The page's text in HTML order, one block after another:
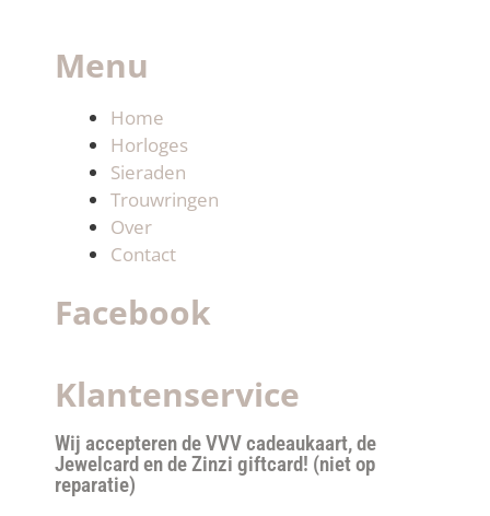
Menu
Home
Horloges
Sieraden
Trouwringen
Over
Contact
Facebook
Klantenservice
Wij accepteren de VVV cadeaukaart, de
Jewelcard en de Zinzi giftcard! (niet op
reparatie)